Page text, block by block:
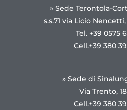
» Sede Terontola-
s.s.71 via Licio
Tel. +39 0575
Cell.+39 380
» Sede di
Via Trento,
Cell.+39 380